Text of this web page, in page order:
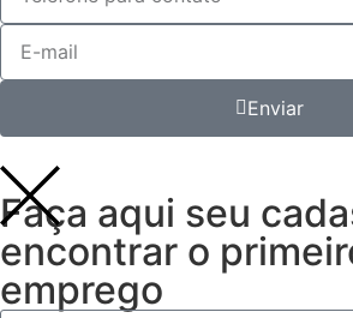
Enviar
Faça aqui seu
encontrar o
emprego